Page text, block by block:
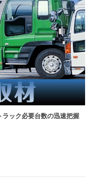
ラック必要台数の迅速把握